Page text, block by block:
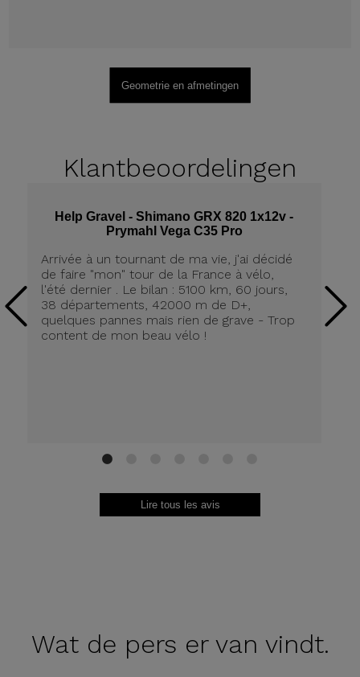
Geometrie en afmetingen
Klantbeoordelingen
Help Gravel - Shimano GRX 820 1x12v -
Prymahl Vega C35 Pro
Arrivée à un tournant de ma vie, j'ai décidé
de faire "mon" tour de la France à vélo,
l'été dernier . Le bilan : 5100 km, 60 jours,
38 départements, 42000 m de D+,
quelques pannes mais rien de grave - Trop
content de mon beau vélo !
1
Lire tous les avis
Wat de pers er van vindt.